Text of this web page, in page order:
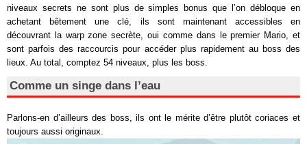
niveaux secrets ne sont plus de simples bonus que l’on débloque en
achetant bêtement une clé, ils sont maintenant accessibles en
découvrant la warp zone secrète, oui comme dans le premier Mario, et
sont parfois des raccourcis pour accéder plus rapidement au boss des
lieux. Au total, comptez 54 niveaux, plus les boss.
Comme un singe dans l’eau
Parlons-en d’ailleurs des boss, ils ont le mérite d’être plutôt coriaces et
toujours aussi originaux.